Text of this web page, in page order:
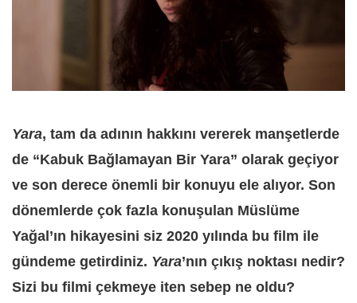
Yara, tam da adının hakkını vererek manşetlerde
de “Kabuk Bağlamayan Bir Yara” olarak geçiyor
ve son derece önemli bir konuyu ele alıyor. Son
dönemlerde çok fazla konuşulan Müslüme
Yağal’ın hikayesini siz 2020 yılında bu film ile
gündeme getirdiniz. Yara’nın çıkış noktası nedir?
Sizi bu filmi çekmeye iten sebep ne oldu?